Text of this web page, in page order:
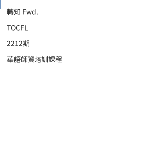
轉知 Fwd.
TOCFL
2212期
華語師資培訓課程